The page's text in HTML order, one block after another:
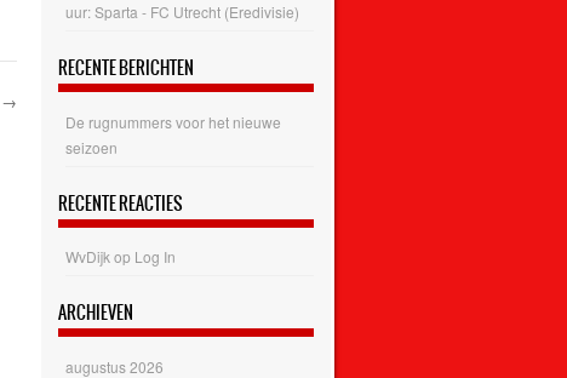
→
uur: Sparta - FC Utrecht (Eredivisie)
RECENTE BERICHTEN
De rugnummers voor het nieuwe
seizoen
RECENTE REACTIES
WvDijk op Log In
ARCHIEVEN
augustus 2026